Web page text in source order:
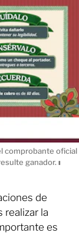
comprobante oficial
ganador. ı
de
la
es